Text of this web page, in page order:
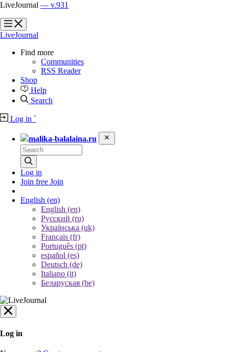
LiveJournal — v.931
?
?
LiveJournal
Find more
Communities
RSS Reader
Shop
Help
Search
Log in `
malika-balalaina.ru
Log in
Join free Join
English (en)
English (en)
Русский (ru)
Українська (uk)
Français (fr)
Português (pt)
español (es)
Deutsch (de)
Italiano (it)
Беларуская (be)
Log in